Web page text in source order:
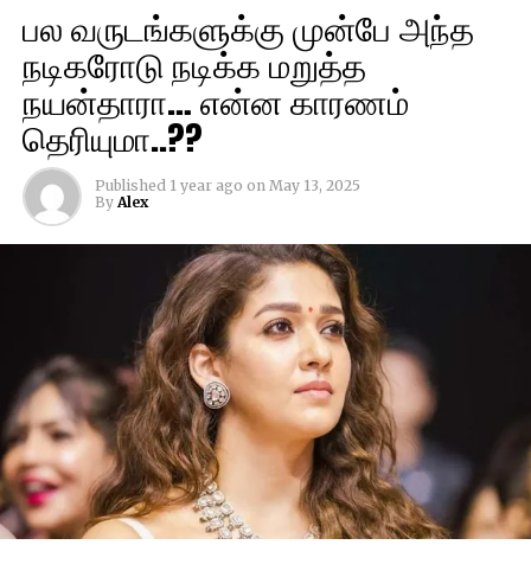
பல வருடங்களுக்கு முன்பே அந்த
நடிகரோடு நடிக்க மறுத்த
நயன்தாரா… என்ன காரணம்
தெரியுமா..??
Published 1 year ago on May 13, 2025
By Alex